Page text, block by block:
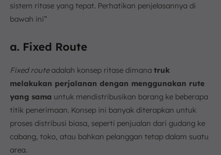
sistem ritase yang tepat. Perhatikan penjelasannya di
bawah ini”
a. Fixed Route
Fixed routeadalah konsep ritase dimana truk
melakukan perjalanan dengan menggunakan rute
yang sama untuk mendistribusikan barang ke beberapa
titik penerimaan. Konsep ini banyak diterapkan untuk
proses distribusi biasa, seperti penjualan dari gudang ke
cabang, toko, atau bahkan pelanggan tetap dalam suatu
area.